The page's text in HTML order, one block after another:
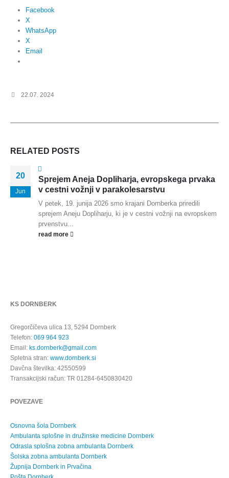
Facebook
X
WhatsApp
X
Email
22.07. 2024
RELATED POSTS
20
Jun
Sprejem Aneja Dopliharja, evropskega prvaka
v cestni vožnji v parakolesarstvu
V petek, 19. junija 2026 smo krajani Dornberka priredili
sprejem Aneju Dopliharju, ki je v cestni vožnji na evropskem
prvenstvu...
read more
KS DORNBERK
Gregorčičeva ulica 13, 5294 Dornberk
Telefon: 069 964 923
Email: ks.dornberk@gmail.com
Spletna stran: www.dornberk.si
Davčna številka: 42550599
Transakcijski račun: TR 01284-6450830420
POVEZAVE
Osnovna šola Dornberk
Ambulanta splošne in družinske medicine Dornberk
Odrasla splošna zobna ambulanta Dornberk
Šolska zobna ambulanta Dornberk
Župnija Dornberk in Prvačina